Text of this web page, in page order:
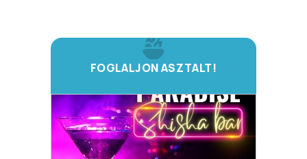
FOGLALJON ASZTALT!